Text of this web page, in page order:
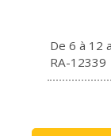
De 6 à 12
RA-12339